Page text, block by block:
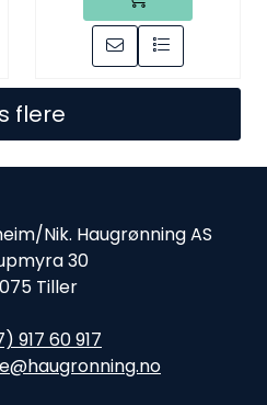
flere
Nik. Haugrønning AS
30
Tiller
917 60 917